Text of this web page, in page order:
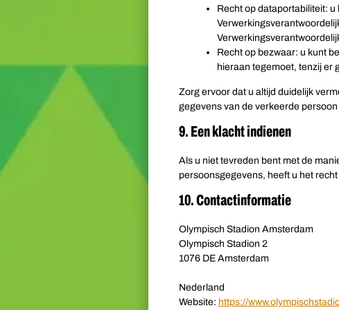
Recht op dataportabiliteit:
Recht op bezwaar: u kunt
hieraan tegemoet, tenzij er
Zorg ervoor dat u altijd duidelijk
gegevens van de verkeerde
9. Een klacht indienen
Als u niet tevreden bent met de
persoonsgegevens, heeft u het
10. Contactinformatie
Olympisch Stadion Amsterdam
Olympisch Stadion 2
1076 DE Amsterdam
Nederland
Website: https://